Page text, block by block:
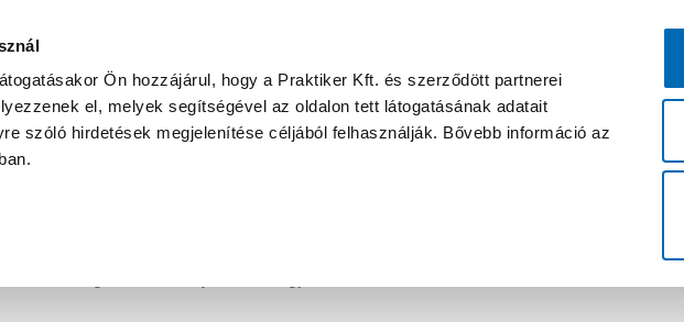
Ön hozzájárul, hogy a Praktiker Kft. és szerződött partnerei
el, melyek segítségével az oldalon tett látogatásának adatait
szóló hirdetések megjelenítése céljából felhasználják. Bővebb információ az